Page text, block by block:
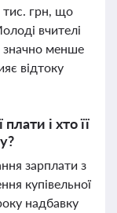
тис. грн, що
вчителі
менше
відтоку
і хто її
зарплати з
купівельної
надбавку